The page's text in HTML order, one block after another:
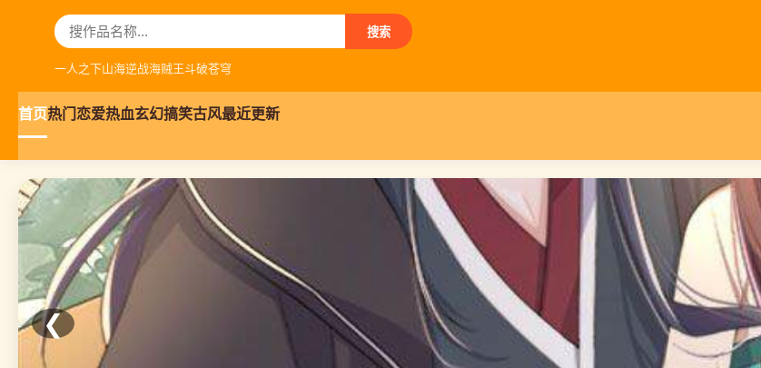
搜索
一人之下山海逆战海贼王斗破苍穹
首页热门恋爱热血玄幻搞笑古风最近更新
❮